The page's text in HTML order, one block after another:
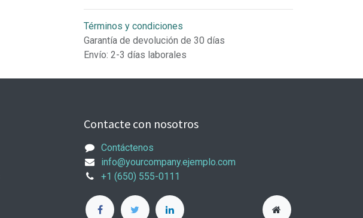
Términos y condiciones
Garantía de devolución de 30 días
Envío: 2-3 días laborales
Contacte con nosotros
Contáctenos
info@yourcompany.ejemplo.com
+1 (650) 555-0111